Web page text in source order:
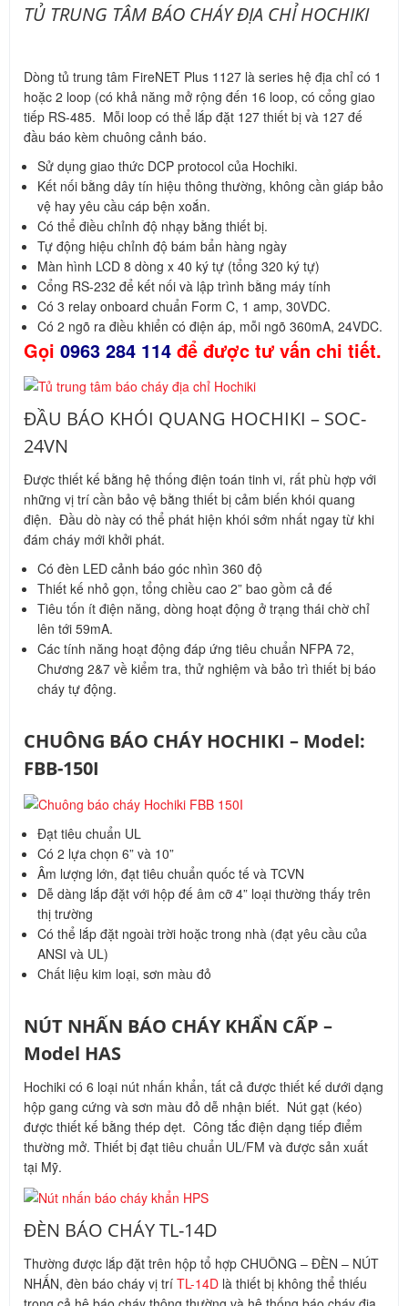
TỦ TRUNG TÂM BÁO CHÁY ĐỊA CHỈ HOCHIKI
Dòng tủ trung tâm FireNET Plus 1127 là series hệ địa chỉ có 1
hoặc 2 loop (có khả năng mở rộng đến 16 loop, có cổng giao
tiếp RS-485. Mỗi loop có thể lắp đặt 127 thiết bị và 127 đế
đầu báo kèm chuông cảnh báo.
Sử dụng giao thức DCP protocol của Hochiki.
Kết nối bằng dây tín hiệu thông thường, không cần giáp bảo
vệ hay yêu cầu cáp bện xoắn.
Có thể điều chỉnh độ nhạy bằng thiết bị.
Tự động hiệu chỉnh độ bám bẩn hàng ngày
Màn hình LCD 8 dòng x 40 ký tự (tổng 320 ký tự)
Cổng RS-232 để kết nối và lập trình bằng máy tính
Có 3 relay onboard chuẩn Form C, 1 amp, 30VDC.
Có 2 ngõ ra điều khiển có điện áp, mỗi ngõ 360mA, 24VDC.
Gọi 0963 284 114 để được tư vấn chi tiết.
ĐẦU BÁO KHÓI QUANG HOCHIKI – SOC-
24VN
Được thiết kế bằng hệ thống điện toán tinh vi, rất phù hợp với
những vị trí cần bảo vệ bằng thiết bị cảm biến khói quang
điện. Đầu dò này có thể phát hiện khói sớm nhất ngay từ khi
đám cháy mới khởi phát.
Có đèn LED cảnh báo góc nhìn 360 độ
Thiết kế nhỏ gọn, tổng chiều cao 2” bao gồm cả đế
Tiêu tốn ít điện năng, dòng hoạt động ở trạng thái chờ chỉ
lên tới 59mA.
Các tính năng hoạt động đáp ứng tiêu chuẩn NFPA 72,
Chương 2&7 về kiểm tra, thử nghiệm và bảo trì thiết bị báo
cháy tự động.
CHUÔNG BÁO CHÁY HOCHIKI – Model:
FBB-150I
Đạt tiêu chuẩn UL
Có 2 lựa chọn 6” và 10”
Âm lượng lớn, đạt tiêu chuẩn quốc tế và TCVN
Dễ dàng lắp đặt với hộp đế âm cỡ 4” loại thường thấy trên
thị trường
Có thể lắp đặt ngoài trời hoặc trong nhà (đạt yêu cầu của
ANSI và UL)
Chất liệu kim loại, sơn màu đỏ
NÚT NHẤN BÁO CHÁY KHẨN CẤP –
Model HAS
Hochiki có 6 loại nút nhấn khẩn, tất cả được thiết kế dưới dạng
hộp gang cứng và sơn màu đỏ dễ nhận biết. Nút gạt (kéo)
được thiết kế bằng thép dẹt. Công tắc điện dạng tiếp điểm
thường mở. Thiết bị đạt tiêu chuẩn UL/FM và được sản xuất
tại Mỹ.
ĐÈN BÁO CHÁY TL-14D
Thường được lắp đặt trên hộp tổ hợp CHUÔNG – ĐÈN – NÚT
NHẤN, đèn báo cháy vị trí TL-14D là thiết bị không thể thiếu